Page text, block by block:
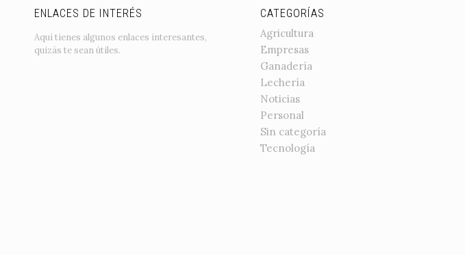
ENLACES DE INTERÉS
Aquí tienes algunos enlaces interesantes,
quizás te sean útiles.
CATEGORÍAS
Agricultura
Empresas
Ganadería
Lechería
Noticias
Personal
Sin categoría
Tecnología